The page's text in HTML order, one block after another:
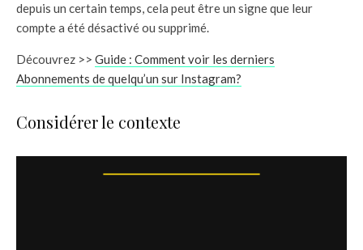
depuis un certain temps, cela peut être un signe que leur
compte a été désactivé ou supprimé.
Découvrez >> Guide : Comment voir les derniers
Abonnements de quelqu’un sur Instagram?
Considérer le contexte